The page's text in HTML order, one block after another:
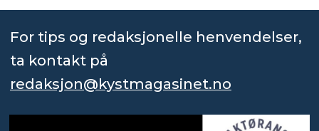
For tips og redaksjonelle henvendelser,
ta kontakt på
redaksjon@kystmagasinet.no